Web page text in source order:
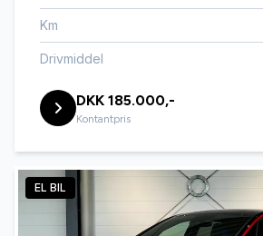
Km
Drivmiddel
DKK 185.000,-
Kontantpris
EL BIL